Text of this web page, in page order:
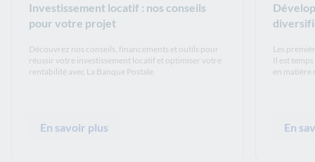
Investissement locatif : nos conseils
pour votre projet
Découvrez nos conseils, financements et outils pour
réussir votre investissement locatif et optimiser votre
rentabilité avec La Banque Postale.
En savoir plus
Les
Il est
en matière
En